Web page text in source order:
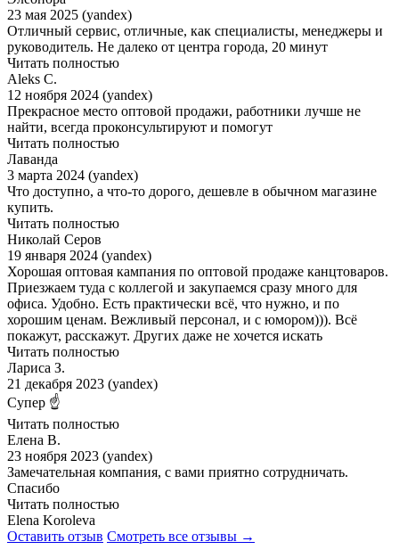
23 мая 2025 (yandex)
Отличный сервис, отличные, как специалисты, менеджеры и
руководитель. Не далеко от центра города, 20 минут
Читать полностью
Aleks C.
12 ноября 2024 (yandex)
Прекрасное место оптовой продажи, работники лучше не
найти, всегда проконсультируют и помогут
Читать полностью
Лаванда
3 марта 2024 (yandex)
Что доступно, а что-то дорого, дешевле в обычном магазине
купить.
Читать полностью
Николай Серов
19 января 2024 (yandex)
Хорошая оптовая кампания по оптовой продаже канцтоваров.
Приезжаем туда с коллегой и закупаемся сразу много для
офиса. Удобно. Есть практически всё, что нужно, и по
хорошим ценам. Вежливый персонал, и с юмором))). Всё
покажут, расскажут. Других даже не хочется искать
Читать полностью
Лариса З.
21 декабря 2023 (yandex)
Супер ☝️
Читать полностью
Елена В.
23 ноября 2023 (yandex)
Замечательная компания, с вами приятно сотрудничать.
Спасибо
Читать полностью
Elena Koroleva
Оставить отзыв Смотреть все отзывы →